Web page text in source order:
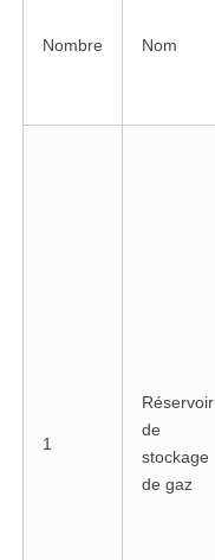
Nombre Nom
1
Réservoir
de
stockage
de gaz